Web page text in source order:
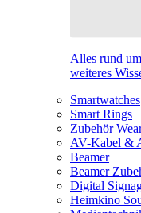
Alles rund
weiteres
Smartwatches
Smart Rings
Zubehör
AV-Kabel &
Beamer
Beamer
Digital
Heimkino